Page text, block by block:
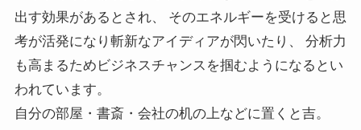
出す効果があるとされ、 そのエネルギーを受けると思
考が活発になり斬新なアイディアが閃いたり、 分析力
も高まるためビジネスチャンスを掴むようになるとい
われています。
自分の部屋・書斎・会社の机の上などに置くと吉。